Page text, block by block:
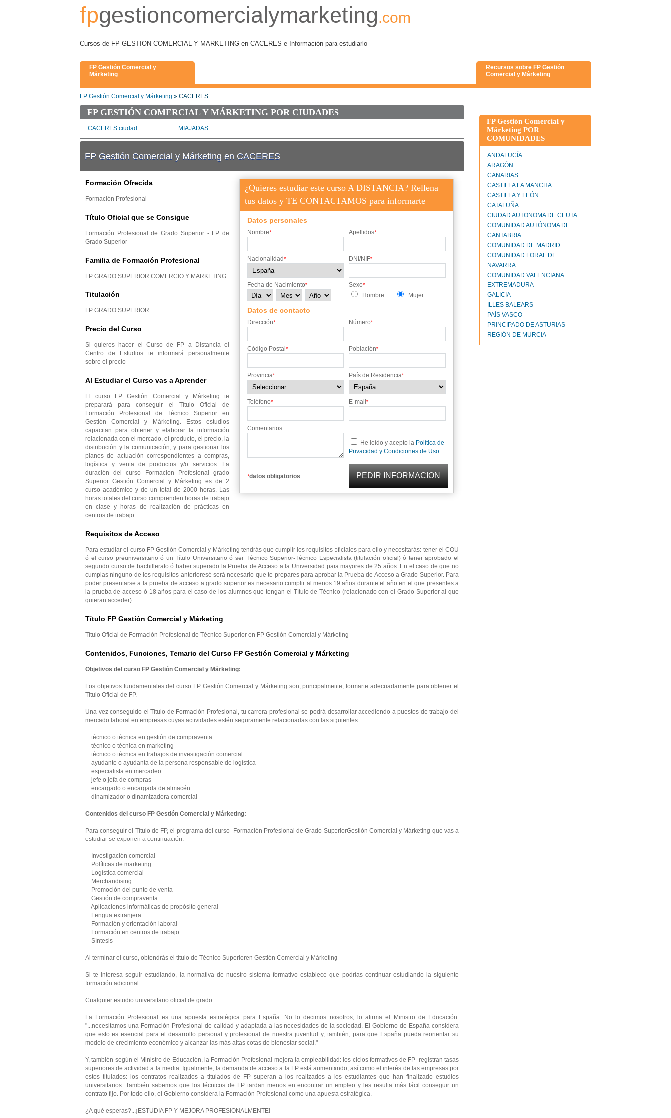
fpgestioncomercialymarketing.com
Cursos de FP GESTION COMERCIAL Y MARKETING en CACERES e Información para estudiarlo
FP Gestión Comercial y
Márketing
Recursos sobre FP Gestión
Comercial y Márketing
FP Gestión Comercial y Márketing » CACERES
FP GESTIÓN COMERCIAL Y MÁRKETING POR CIUDADES
CACERES ciudad MIAJADAS
FP Gestión Comercial y Márketing en CACERES
¿Quieres estudiar este curso A DISTANCIA? Rellena
tus datos y TE CONTACTAMOS para informarte
Datos personales
Nombre* Apellidos*
Nacionalidad* DNI/NIF*
Fecha de Nacimiento* Sexo*
Hombre Mujer
Datos de contacto
Dirección* Número*
Código Postal * Población*
Provincia* País de Residencia*
Teléfono* E-mail *
Comentarios:
He leído y acepto la Política de
Privacidad y Condiciones de Uso
*datos obligatorios
Formación Ofrecida
Formación Profesional
Título Oficial que se Consigue
Formación Profesional de Grado Superior - FP de
Grado Superior
Familia de Formación Profesional
FP GRADO SUPERIOR COMERCIO Y MARKETING
Titulación
FP GRADO SUPERIOR
Precio del Curso
Si quieres hacer el Curso de FP a Distancia el
Centro de Estudios te informará personalmente
sobre el precio
Al Estudiar el Curso vas a Aprender
El curso FP Gestión Comercial y Márketing te
preparará para conseguir el Título Oficial de
Formación Profesional de Técnico Superior en
Gestión Comercial y Márketing. Estos estudios
capacitan para obtener y elaborar la información
relacionada con el mercado, el producto, el precio, la
distribución y la comunicación, y para gestionar los
planes de actuación correspondientes a compras,
logística y venta de productos y/o servicios. La
duración del curso Formacion Profesional grado
Superior Gestión Comercial y Márketing es de 2
curso académico y de un total de 2000 horas. Las
horas totales del curso comprenden horas de trabajo
en clase y horas de realización de prácticas en
centros de trabajo.
Requisitos de Acceso
Para estudiar el curso FP Gestión Comercial y Márketing tendrás que cumplir los requisitos oficiales para ello y necesitarás: tener el COU
ó el curso preuniversitario ó un Título Universitario ó ser Técnico Superior-Técnico Especialista (titulación oficial) ó tener aprobado el
segundo curso de bachillerato ó haber superado la Prueba de Acceso a la Universidad para mayores de 25 años. En el caso de que no
cumplas ninguno de los requisitos anterioresé será necesario que te prepares para aprobar la Prueba de Acceso a Grado Superior. Para
poder presentarse a la prueba de acceso a grado superior es necesario cumplir al menos 19 años durante el año en el que presentes a
la prueba de acceso ó 18 años para el caso de los alumnos que tengan el Título de Técnico (relacionado con el Grado Superior al que
quieran acceder).
Título FP Gestión Comercial y Márketing
Título Oficial de Formación Profesional de Técnico Superior en FP Gestión Comercial y Márketing
Contenidos, Funciones, Temario del Curso FP Gestión Comercial y Márketing
Objetivos del curso FP Gestión Comercial y Márketing:
Los objetivos fundamentales del curso FP Gestión Comercial y Márketing son, principalmente, formarte adecuadamente para obtener el
Titulo Oficial de FP.
Una vez conseguido el Título de Formación Profesional, tu carrera profesional se podrá desarrollar accediendo a puestos de trabajo del
mercado laboral en empresas cuyas actividades estén seguramente relacionadas con las siguientes:
técnico o técnica en gestión de compraventa
técnico o técnica en marketing
técnico o técnica en trabajos de investigación comercial
ayudante o ayudanta de la persona responsable de logística
especialista en mercadeo
jefe o jefa de compras
encargado o encargada de almacén
dinamizador o dinamizadora comercial
Contenidos del curso FP Gestión Comercial y Márketing:
Para conseguir el Título de FP, el programa del curso Formación Profesional de Grado SuperiorGestión Comercial y Márketing que vas a
estudiar se exponen a continuación:
Investigación comercial
Políticas de marketing
Logística comercial
Merchandising
Promoción del punto de venta
Gestión de compraventa
Aplicaciones informáticas de propósito general
Lengua extranjera
Formación y orientación laboral
Formación en centros de trabajo
Síntesis
Al terminar el curso, obtendrás el título de Técnico Superioren Gestión Comercial y Márketing
Si te interesa seguir estudiando, la normativa de nuestro sistema formativo establece que podrías continuar estudiando la siguiente
formación adicional:
Cualquier estudio universitario oficial de grado
La Formación Profesional es una apuesta estratégica para España. No lo decimos nosotros, lo afirma el Ministro de Educación:
"...necesitamos una Formación Profesional de calidad y adaptada a las necesidades de la sociedad. El Gobierno de España considera
que esto es esencial para el desarrollo personal y profesional de nuestra juventud y, también, para que España pueda reorientar su
modelo de crecimiento económico y alcanzar las más altas cotas de bienestar social."
Y, también según el Ministro de Educación, la Formación Profesional mejora la empleabilidad: los ciclos formativos de FP registran tasas
superiores de actividad a la media. Igualmente, la demanda de acceso a la FP está aumentando, así como el interés de las empresas por
estos titulados: los contratos realizados a titulados de FP superan a los realizados a los estudiantes que han finalizado estudios
universitarios. También sabemos que los técnicos de FP tardan menos en encontrar un empleo y les resulta más fácil conseguir un
contrato fijo. Por todo ello, el Gobierno considera la Formación Profesional como una apuesta estratégica.
¿A qué esperas?...¡ESTUDIA FP Y MEJORA PROFESIONALMENTE!
FP Gestión Comercial y
Márketing POR
COMUNIDADES
ANDALUCÍA
ARAGÓN
CANARIAS
CASTILLA LA MANCHA
CASTILLA Y LEÓN
CATALUÑA
CIUDAD AUTONOMA DE CEUTA
COMUNIDAD AUTÓNOMA DE
CANTABRIA
COMUNIDAD DE MADRID
COMUNIDAD FORAL DE
NAVARRA
COMUNIDAD VALENCIANA
EXTREMADURA
GALICIA
ILLES BALEARS
PAÍS VASCO
PRINCIPADO DE ASTURIAS
REGIÓN DE MURCIA